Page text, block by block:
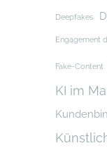
Deepfakes
Engagement
Fake-Content
KI im